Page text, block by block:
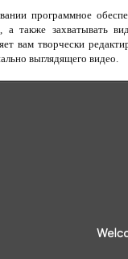
программное
а также захватывать
вам творчески
выглядящего видео.